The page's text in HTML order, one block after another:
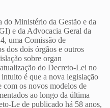
Ministério da Gestão e da
e da Advocacia Geral da
uma Comissão de
dos dois órgãos e outros
sobre organ
do Decreto-Lei no
é que a nova legislação
com os novos modelos de
ao longo da última
Le de publicado há 58 anos,